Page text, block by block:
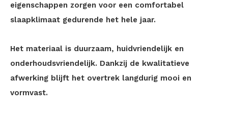
eigenschappen zorgen voor een comfortabel
slaapklimaat gedurende het hele jaar.
Het materiaal is duurzaam, huidvriendelijk en
onderhoudsvriendelijk. Dankzij de kwalitatieve
afwerking blijft het overtrek langdurig mooi en
vormvast.